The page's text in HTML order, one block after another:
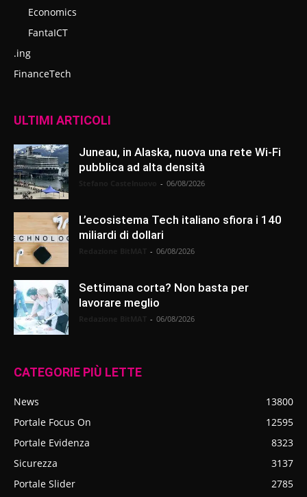
Economics
FantaICT
.ing
FinanceTech
ULTIMI ARTICOLI
Juneau, in Alaska, nuova una rete Wi-Fi
pubblica ad alta densità
- 06/08/2026
L’ecosistema Tech italiano sfiora i 140
miliardi di dollari
- 06/08/2026
Settimana corta? Non basta per
lavorare meglio
- 06/08/2026
CATEGORIE PIÙ LETTE
News
13800
Portale Focus On
12595
Portale Evidenza
8323
Sicurezza
3137
Portale Slider
2785